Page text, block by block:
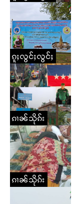
ၵူႈလွင်ႈလွင်ႈ
ၵၢၼ်သိုၵ်း
ၵၢၼ်သိုၵ်း